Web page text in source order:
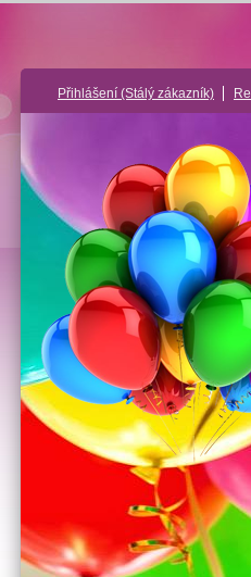
Přihlášení (Stálý zákazník)